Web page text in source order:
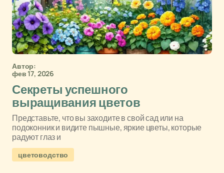
Автор:
фев 17, 2026
Секреты успешного
выращивания цветов
Представьте, что вы заходите в свой сад или на
подоконник и видите пышные, яркие цветы, которые
радуют глаз и
цветоводство